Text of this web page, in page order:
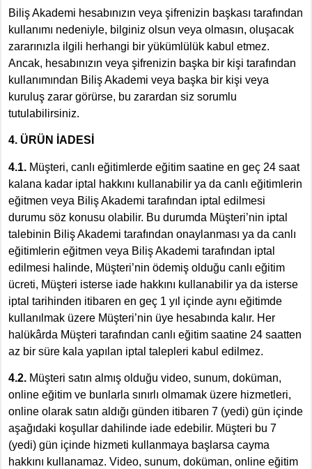
Biliş Akademi hesabınızın veya şifrenizin başkası tarafından
kullanımı nedeniyle, bilginiz olsun veya olmasın, oluşacak
zararınızla ilgili herhangi bir yükümlülük kabul etmez.
Ancak, hesabınızın veya şifrenizin başka bir kişi tarafından
kullanımından Biliş Akademi veya başka bir kişi veya
kuruluş zarar görürse, bu zarardan siz sorumlu
tutulabilirsiniz.
4. ÜRÜN İADESİ
4.1. Müşteri, canlı eğitimlerde eğitim saatine en geç 24 saat
kalana kadar iptal hakkını kullanabilir ya da canlı eğitimlerin
eğitmen veya Biliş Akademi tarafından iptal edilmesi
durumu söz konusu olabilir. Bu durumda Müşteri’nin iptal
talebinin Biliş Akademi tarafından onaylanması ya da canlı
eğitimlerin eğitmen veya Biliş Akademi tarafından iptal
edilmesi halinde, Müşteri’nin ödemiş olduğu canlı eğitim
ücreti, Müşteri isterse iade hakkını kullanabilir ya da isterse
iptal tarihinden itibaren en geç 1 yıl içinde aynı eğitimde
kullanılmak üzere Müşteri’nin üye hesabında kalır. Her
halükârda Müşteri tarafından canlı eğitim saatine 24 saatten
az bir süre kala yapılan iptal talepleri kabul edilmez.
4.2. Müşteri satın almış olduğu video, sunum, doküman,
online eğitim ve bunlarla sınırlı olmamak üzere hizmetleri,
online olarak satın aldığı günden itibaren 7 (yedi) gün içinde
aşağıdaki koşullar dahilinde iade edebilir. Müşteri bu 7
(yedi) gün içinde hizmeti kullanmaya başlarsa cayma
hakkını kullanamaz. Video, sunum, doküman, online eğitim